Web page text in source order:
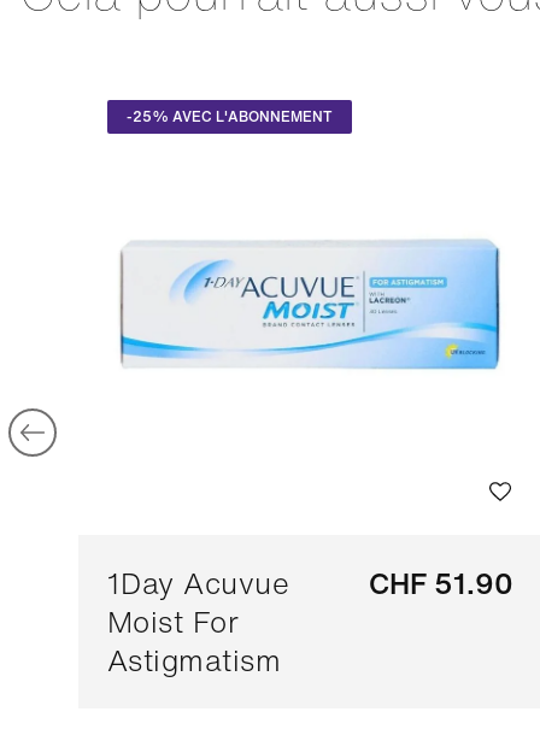
-25% AVEC L'ABONNEMENT
1Day Acuvue
Moist For
Astigmatism
CHF 51.90